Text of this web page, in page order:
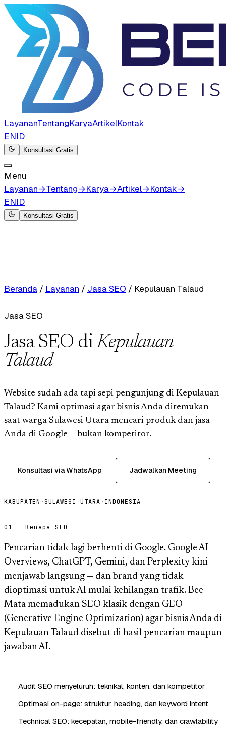
LayananTentangKaryaArtikelKontak
ENID
Konsultasi Gratis
Menu
Layanan→Tentang→Karya→Artikel→Kontak→
ENID
Konsultasi Gratis
Beranda / Layanan / Jasa SEO / Kepulauan Talaud
Jasa SEO
Jasa SEO diKepulauan
Talaud
Website sudah ada tapi sepi pengunjung di Kepulauan
Talaud? Kami optimasi agar bisnis Anda ditemukan
saat warga Sulawesi Utara mencari produk dan jasa
Anda di Google — bukan kompetitor.
Konsultasi via WhatsApp Jadwalkan Meeting
KABUPATEN · SULAWESI UTARA · INDONESIA
01 — Kenapa SEO
Pencarian tidak lagi berhenti di Google. Google AI
Overviews, ChatGPT, Gemini, dan Perplexity kini
menjawab langsung — dan brand yang tidak
dioptimasi untuk AI mulai kehilangan trafik. Bee
Mata memadukan SEO klasik dengan GEO
(Generative Engine Optimization) agar bisnis Anda di
Kepulauan Talaud disebut di hasil pencarian maupun
jawaban AI.
Audit SEO menyeluruh: teknikal, konten, dan kompetitor
Optimasi on-page: struktur, heading, dan keyword intent
Technical SEO: kecepatan, mobile-friendly, dan crawlability